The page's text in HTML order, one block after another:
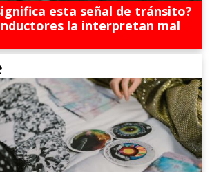
esta señal de tránsito?
la interpretan mal